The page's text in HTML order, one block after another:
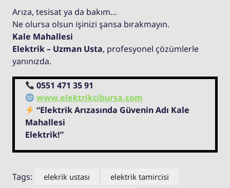
Arıza, tesisat ya da bakım…
Ne olursa olsun işinizi şansa bırakmayın.
Kale Mahallesi
Elektrik – Uzman Usta, profesyonel çözümlerle
yanınızda.
0551 471 35 91
www.elektrikcibursa.com
“Elektrik Arızasında Güvenin Adı Kale
Mahallesi
Elektrik!”
Tags: elekrik ustası
elektrik tamircisi